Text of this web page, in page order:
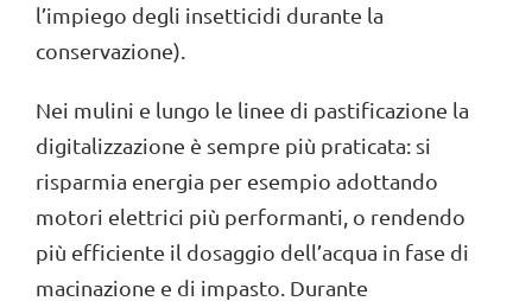
l’impiego degli insetticidi durante la
conservazione).
Nei mulini e lungo le linee di pastificazione la
digitalizzazione è sempre più praticata: si
risparmia energia per esempio adottando
motori elettrici più performanti, o rendendo
più efficiente il dosaggio dell’acqua in fase di
macinazione e di impasto. Durante